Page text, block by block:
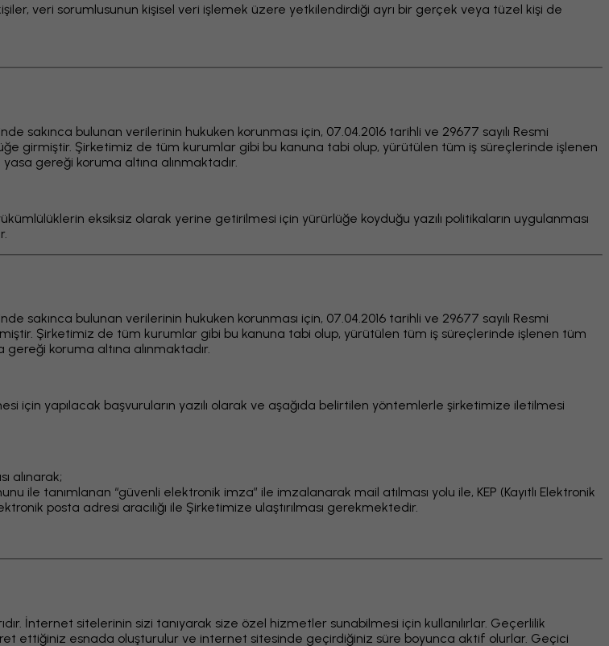
veri sorumlusunun kişisel veri işlemek üzere yetkilendirdiği ayrı bir gerçek veya tüzel kişi de
sakınca bulunan verilerinin hukuken korunması için, 07.04.2016 tarihli ve 29677 sayılı Resmi
girmiştir. Şirketimiz de tüm kurumlar gibi bu kanuna tabi olup, yürütülen tüm iş süreçlerinde işlenen
gereği koruma altına alınmaktadır.
eksiksiz olarak yerine getirilmesi için yürürlüğe koyduğu yazılı politikaların uygulanması
sakınca bulunan verilerinin hukuken korunması için, 07.04.2016 tarihli ve 29677 sayılı Resmi
Şirketimiz de tüm kurumlar gibi bu kanuna tabi olup, yürütülen tüm iş süreçlerinde işlenen tüm
koruma altına alınmaktadır.
için yapılacak başvuruların yazılı olarak ve aşağıda belirtilen yöntemlerle şirketimize iletilmesi
alınarak;
ile tanımlanan “güvenli elektronik imza” ile imzalanarak mail atılması yolu ile, KEP (Kayıtlı Elektronik
posta adresi aracılığı ile Şirketimize ulaştırılması gerekmektedir.
İnternet sitelerinin sizi tanıyarak size özel hizmetler sunabilmesi için kullanılırlar. Geçerlilik
ettiğiniz esnada oluşturulur ve internet sitesinde geçirdiğiniz süre boyunca aktif olurlar. Geçici